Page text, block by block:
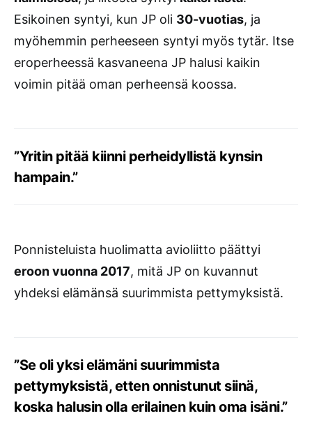
Esikoinen syntyi, kun JP oli 30-vuotias, ja
myöhemmin perheeseen syntyi myös tytär. Itse
eroperheessä kasvaneena JP halusi kaikin
voimin pitää oman perheensä koossa.
”Yritin pitää kiinni perheidyllistä kynsin
hampain.”
Ponnisteluista huolimatta avioliitto päättyi
eroon vuonna 2017, mitä JP on kuvannut
yhdeksi elämänsä suurimmista pettymyksistä.
”Se oli yksi elämäni suurimmista
pettymyksistä, etten onnistunut siinä,
koska halusin olla erilainen kuin oma isäni.”